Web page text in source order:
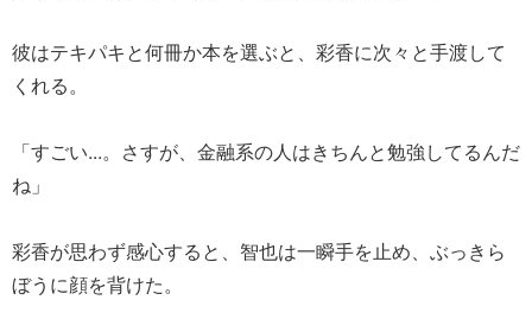
彼はテキパキと何冊か本を選ぶと、彩香に次々と手渡して
くれる。
「すごい...。さすが、金融系の人はきちんと勉強してるんだ
ね」
彩香が思わず感心すると、智也は一瞬手を止め、ぶっきら
ぼうに顔を背けた。